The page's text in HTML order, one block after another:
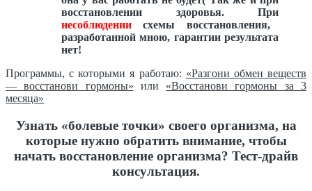
восстановлении здоровья. При
несоблюдении схемы восстановления,
разработанной мною, гарантии результата
нет!
Программы, с которыми я работаю: «Разгони обмен веществ
— восстанови гормоны» или «Восстанови гормоны за 3
месяца»
Узнать «болевые точки» своего организма, на
которые нужно обратить внимание, чтобы
начать восстановление организма? Тест-драйв
консультация.